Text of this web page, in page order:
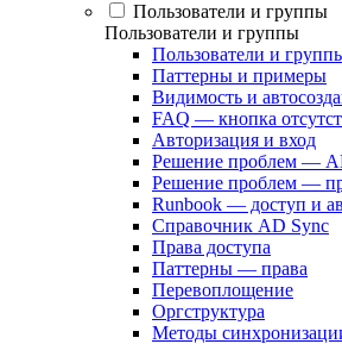
Пользователи и группы
Пользователи и группы
Пользователи и
Паттерны и примеры
Видимость и
FAQ — кнопка
Авторизация и вход
Решение проблем —
Решение проблем —
Runbook — доступ и
Справочник AD Sync
Права доступа
Паттерны — права
Перевоплощение
Оргструктура
Методы